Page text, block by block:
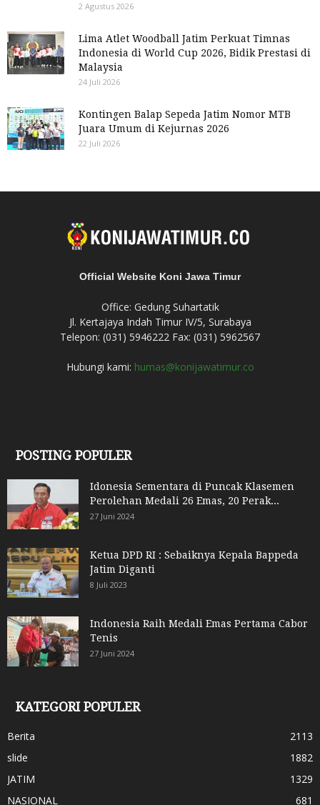
2 Agustus 2026
Lima Atlet Woodball Jatim Perkuat Timnas
Indonesia di World Cup 2026, Bidik Prestasi di
Malaysia
24 Juli 2026
Kontingen Balap Sepeda Jatim Nomor MTB
Juara Umum di Kejurnas 2026
22 Juli 2026
Official Website Koni Jawa Timur
Office: Gedung Suhartatik
Jl. Kertajaya Indah Timur IV/5, Surabaya
Telepon: (031) 5946222 Fax: (031) 5962567
Hubungi kami: humas@konijawatimur.co
POSTING POPULER
Idonesia Sementara di Puncak Klasemen
Perolehan Medali 26 Emas, 20 Perak...
27 Juni 2024
Ketua DPD RI : Sebaiknya Kepala Bappeda
Jatim Diganti
8 Juli 2023
Indonesia Raih Medali Emas Pertama Cabor
Tenis
27 Juni 2024
KATEGORI POPULER
Berita
2113
slide
1882
JATIM
1329
NASIONAL
681